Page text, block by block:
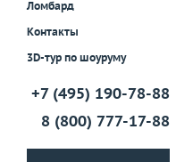
Ломбард
Контакты
3D-тур по шоуруму
+7 (495) 190-78-88
8 (800) 777-17-88